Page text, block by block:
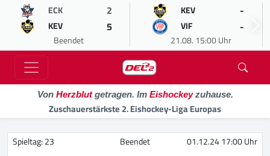
ECK 2
KEV 5
Beendet
KEV -
VIF -
21.08. 15:00 Uhr
Von Herzblutgetragen. Im Eishockeyzuhause.
Zuschauerstärkste 2. Eishockey-Liga Europas
Spieltag: 23 Beendet 01.12.24 17:00 Uhr